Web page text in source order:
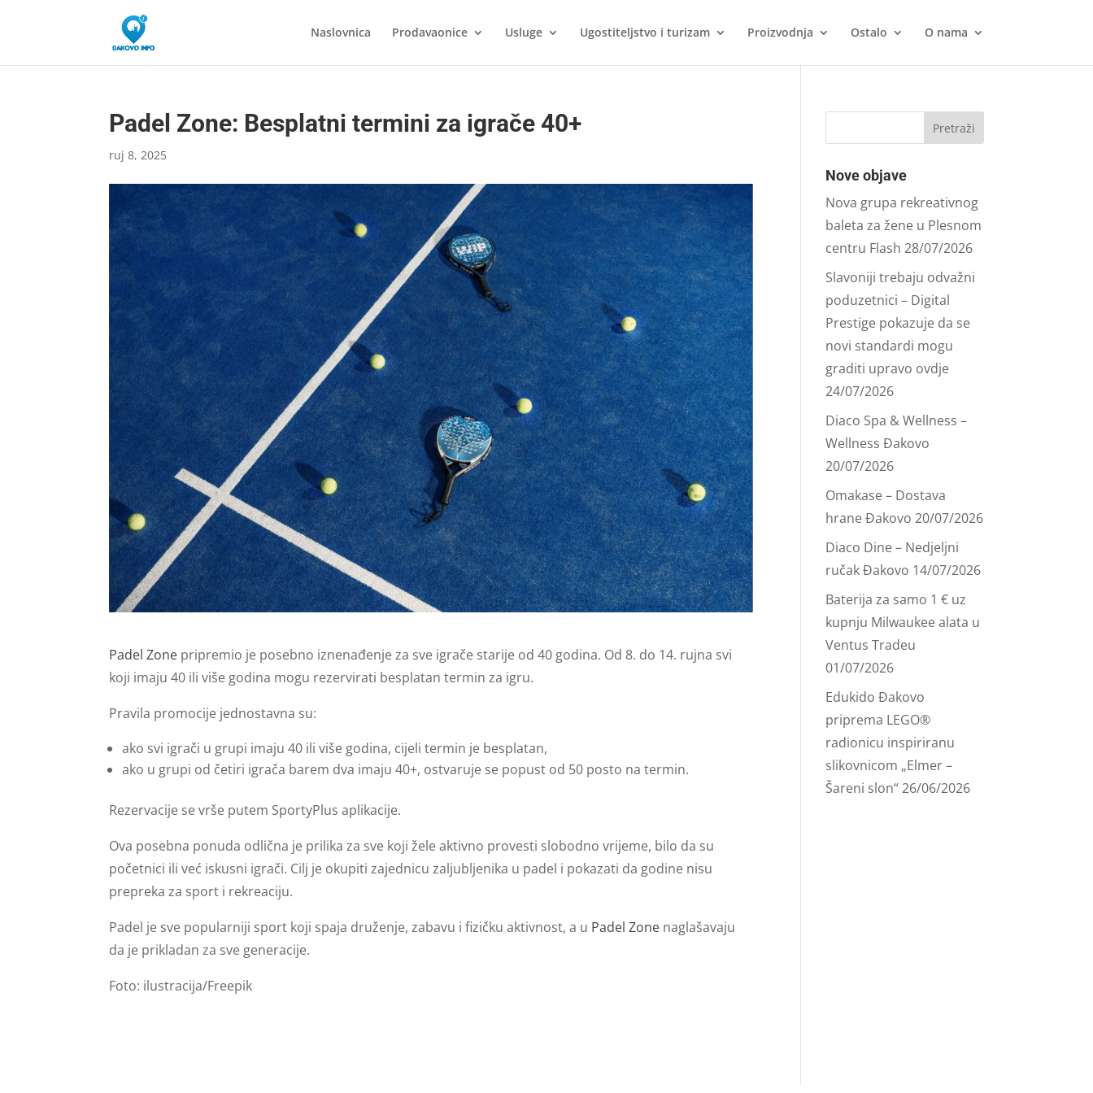
Naslovnica Prodavaonice Usluge Ugostiteljstvo i turizam Proizvodnja Ostalo O nama
Padel Zone: Besplatni termini za igrače 40+
ruj 8, 2025
Padel Zone pripremio je posebno iznenađenje za sve igrače starije od 40 godina. Od 8. do 14. rujna svi
koji imaju 40 ili više godina mogu rezervirati besplatan termin za igru.
Pravila promocije jednostavna su:
ako svi igrači u grupi imaju 40 ili više godina, cijeli termin je besplatan,
ako u grupi od četiri igrača barem dva imaju 40+, ostvaruje se popust od 50 posto na termin.
Rezervacije se vrše putem SportyPlus aplikacije.
Ova posebna ponuda odlična je prilika za sve koji žele aktivno provesti slobodno vrijeme, bilo da su
početnici ili već iskusni igrači. Cilj je okupiti zajednicu zaljubljenika u padel i pokazati da godine nisu
prepreka za sport i rekreaciju.
Padel je sve popularniji sport koji spaja druženje, zabavu i fizičku aktivnost, a u Padel Zone naglašavaju
da je prikladan za sve generacije.
Foto: ilustracija/Freepik
Nove objave
Nova grupa rekreativnog
baleta za žene u Plesnom
centru Flash 28/07/2026
Slavoniji trebaju odvažni
poduzetnici – Digital
Prestige pokazuje da se
novi standardi mogu
graditi upravo ovdje
24/07/2026
Diaco Spa & Wellness –
Wellness Đakovo
20/07/2026
Omakase – Dostava
hrane Đakovo 20/07/2026
Diaco Dine – Nedjeljni
ručak Đakovo 14/07/2026
Baterija za samo 1 € uz
kupnju Milwaukee alata u
Ventus Tradeu
01/07/2026
Edukido Đakovo
priprema LEGO®
radionicu inspiriranu
slikovnicom „Elmer –
Šareni slon“26/06/2026